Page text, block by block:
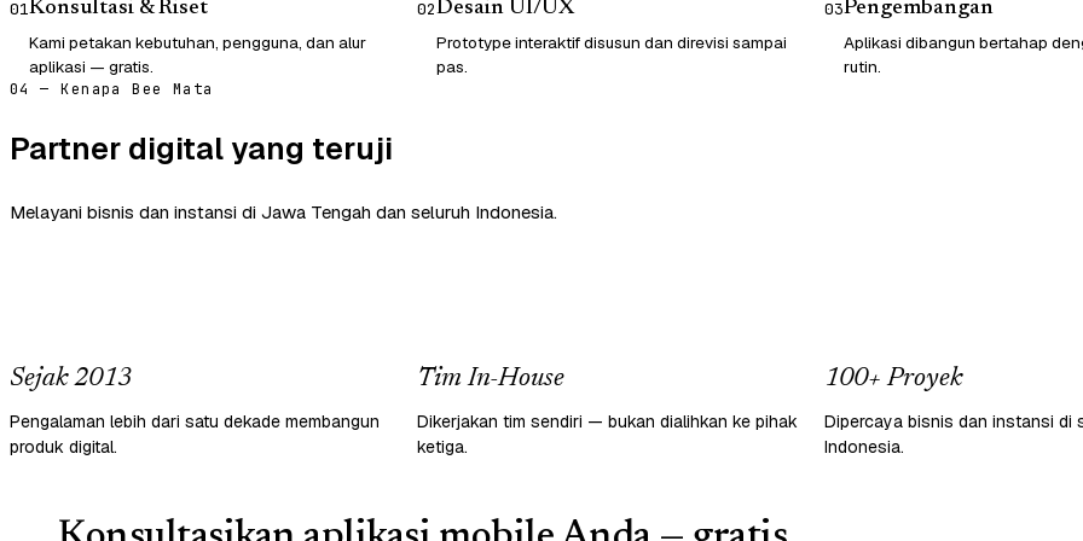
01Konsultasi & Riset
Kami petakan kebutuhan, pengguna, dan alur
aplikasi — gratis.
02Desain UI/UX
Prototype interaktif disusun dan direvisi sampai
pas.
03Pengembangan
Aplikasi dibangun bertahap
rutin.
04 — Kenapa Bee Mata
Partner digital yang teruji
Melayani bisnis dan instansi di Jawa Tengah dan seluruh Indonesia.
Sejak 2013
Pengalaman lebih dari satu dekade membangun
produk digital.
Tim In-House
Dikerjakan tim sendiri — bukan dialihkan ke pihak
ketiga.
100+ Proyek
Dipercaya bisnis dan instansi di
Indonesia.